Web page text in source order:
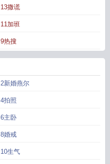
13撒谎
11加班
9热搜
2新婚燕尔
4拍照
6主卧
8婚戒
10生气